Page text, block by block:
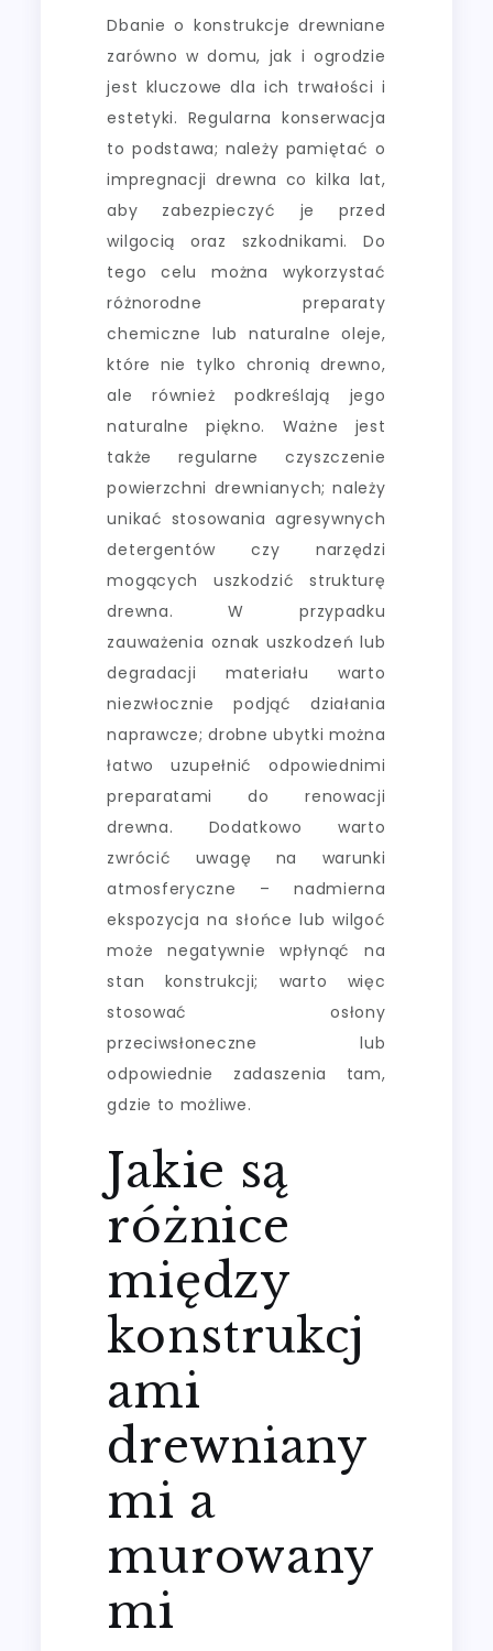
Dbanie o konstrukcje drewniane
zarówno w domu, jak i ogrodzie
jest kluczowe dla ich trwałości i
estetyki. Regularna konserwacja
to podstawa; należy pamiętać o
impregnacji drewna co kilka lat,
aby zabezpieczyć je przed
wilgocią oraz szkodnikami. Do
tego celu można wykorzystać
różnorodne preparaty
chemiczne lub naturalne oleje,
które nie tylko chronią drewno,
ale również podkreślają jego
naturalne piękno. Ważne jest
także regularne czyszczenie
powierzchni drewnianych; należy
unikać stosowania agresywnych
detergentów czy narzędzi
mogących uszkodzić strukturę
drewna. W przypadku
zauważenia oznak uszkodzeń lub
degradacji materiału warto
niezwłocznie podjąć działania
naprawcze; drobne ubytki można
łatwo uzupełnić odpowiednimi
preparatami do renowacji
drewna. Dodatkowo warto
zwrócić uwagę na warunki
atmosferyczne – nadmierna
ekspozycja na słońce lub wilgoć
może negatywnie wpłynąć na
stan konstrukcji; warto więc
stosować osłony
przeciwsłoneczne lub
odpowiednie zadaszenia tam,
gdzie to możliwe.
Jakie są
różnice
między
konstrukcj
ami
drewniany
mi a
murowany
mi